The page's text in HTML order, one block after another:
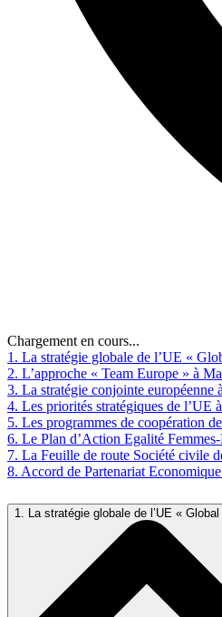
Chargement en cours...
1. La stratégie globale de l’UE «
2. L’approche « Team Europe » à
3. La stratégie conjointe européenne
4. Les priorités stratégiques de l’UE
5. Les programmes de coopération
6. Le Plan d’Action Egalité
7. La Feuille de route Société civile
8. Accord de Partenariat
1. La stratégie globale de l’UE «